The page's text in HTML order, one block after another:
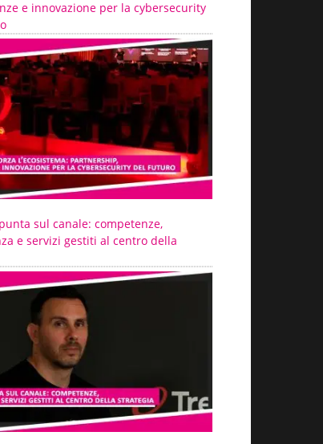
e innovazione per la cybersecurity
sul canale: competenze,
e servizi gestiti al centro della